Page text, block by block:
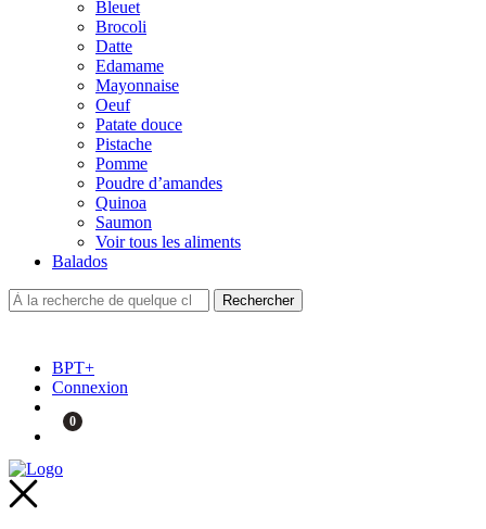
Bleuet
Brocoli
Datte
Edamame
Mayonnaise
Oeuf
Patate douce
Pistache
Pomme
Poudre d’amandes
Quinoa
Saumon
Voir tous les aliments
Balados
BPT+
Connexion
0